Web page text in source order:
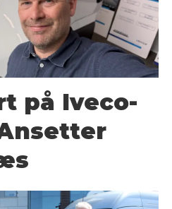
på Iveco-